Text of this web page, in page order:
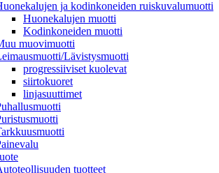
ja kodinkoneiden ruiskuvalumuotti
Huonekalujen muotti
Kodinkoneiden muotti
muovimuotti
Lävistysmuotti
progressiiviset kuolevat
siirtokuoret
linjasuuttimet
tuotteet